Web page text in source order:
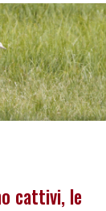
cattivi, le